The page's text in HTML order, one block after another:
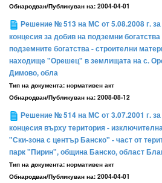
Обнародван/Публикуван на: 2004-04-01
Решение № 513 на МС от 5.08.2008 г.
концесия за добив на подземни
подземните богатства - строителни
находище "Орешец" в землищата на с.
Димово, обла
Тип на документа: нормативен акт
Обнародван/Публикуван на: 2008-08-12
Решение № 514 на МС от 3.07.2001 г.
концесия върху територия -
"Ски-зона с център Банско" - част от
парк "Пирин", община Банско, област
Тип на документа: нормативен акт
Обнародван/Публикуван на: 2004-04-01